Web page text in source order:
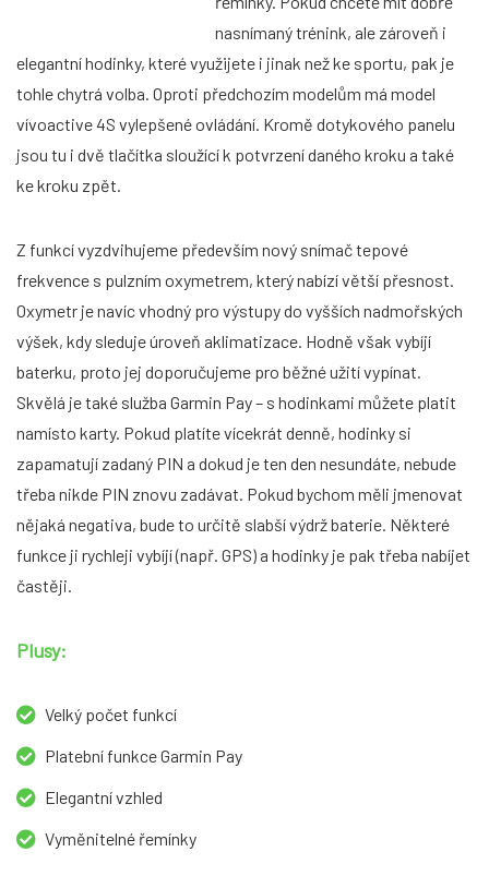
nasnímaný trénink, ale zároveň i
elegantní hodinky, které využijete i jinak než ke sportu, pak je
tohle chytrá volba. Oproti předchozím modelům má model
vívoactive 4S vylepšené ovládání. Kromě dotykového panelu
jsou tu i dvě tlačítka sloužící k potvrzení daného kroku a také
ke kroku zpět.
Z funkcí vyzdvihujeme především nový snímač tepové
frekvence s pulzním oxymetrem, který nabízí větší přesnost.
Oxymetr je navíc vhodný pro výstupy do vyšších nadmořských
výšek, kdy sleduje úroveň aklimatizace. Hodně však vybíjí
baterku, proto jej doporučujeme pro běžné užití vypínat.
Skvělá je také služba Garmin Pay – s hodinkami můžete platit
namísto karty. Pokud platíte vícekrát denně, hodinky si
zapamatují zadaný PIN a dokud je ten den nesundáte, nebude
třeba nikde PIN znovu zadávat. Pokud bychom měli jmenovat
nějaká negativa, bude to určitě slabší výdrž baterie. Některé
funkce ji rychleji vybíjí (např. GPS) a hodinky je pak třeba nabíjet
častěji.
Plusy:
Velký počet funkcí
Platební funkce Garmin Pay
Elegantní vzhled
Vyměnitelné řemínky